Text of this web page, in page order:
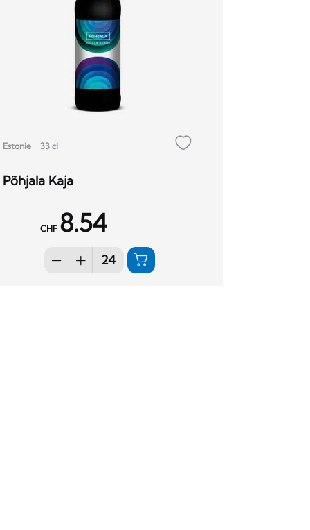
Estonie 33 cl
Põhjala Kaja
CHF 8.54